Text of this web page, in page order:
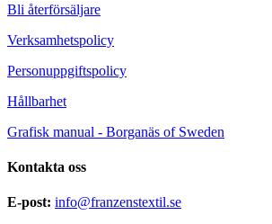
Bli återförsäljare
Verksamhetspolicy
Personuppgiftspolicy
Hållbarhet
Grafisk manual - Borganäs of Sweden
Kontakta oss
E-post: info@franzenstextil.se